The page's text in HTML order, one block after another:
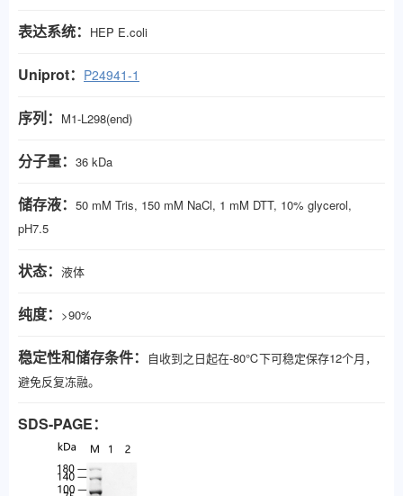
表达系统： HEP E.coli
Uniprot： P24941-1
序列： M1-L298(end)
分子量： 36 kDa
储存液： 50 mM Tris, 150 mM NaCl, 1 mM DTT, 10% glycerol,
pH7.5
状态： 液体
纯度： >90%
稳定性和储存条件：
自收到之日起在-80℃下可稳定保存12个月，
避免反复冻融。
SDS-PAGE：